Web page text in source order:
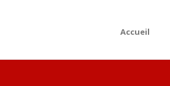
Accueil